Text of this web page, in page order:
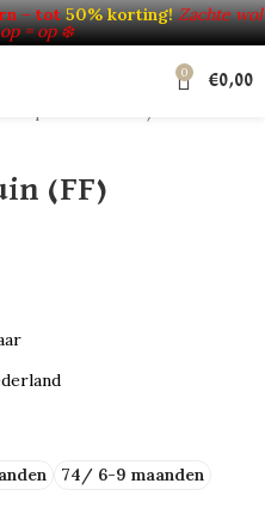
– tot50% korting! Zachte wol
= op ❄️
0 €0,00
(FF)
74/ 6-9 maanden